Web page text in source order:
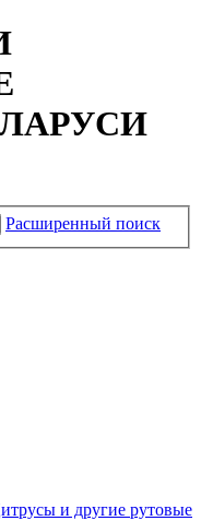
Расширенный поиск
и другие рутовые